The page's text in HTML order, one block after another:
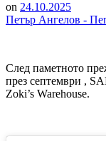
on 24.10.2025
Петър Ангелов -
След паметното
през септември ,
Zoki’s Warehouse.